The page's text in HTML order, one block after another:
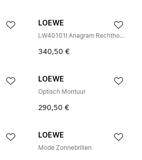
LOEWE
LW40101I Anagram Rechthoekige Zonnebril
340,50 €
LOEWE
Optisch Montuur
290,50 €
LOEWE
Mode Zonnebrillen